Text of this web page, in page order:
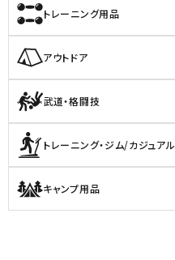
トレーニング用品
アウトドア
武道・格闘技
トレーニング・ジム/カジュアル
キャンプ用品